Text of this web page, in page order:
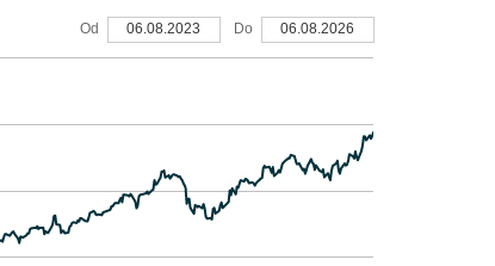
Od 06.08.2023 Do 06.08.2026